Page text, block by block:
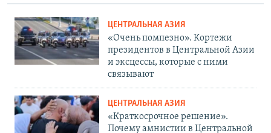
ЦЕНТРАЛЬНАЯ АЗИЯ
«Очень помпезно». Кортежи
президентов в Центральной Азии
и эксцессы, которые с ними
связывают
ЦЕНТРАЛЬНАЯ АЗИЯ
«Краткосрочное решение».
Почему амнистии в Центральной